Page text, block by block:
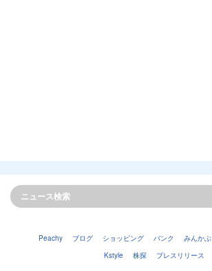
Peachy ブログ ショッピング バンク みんかぶ
Kstyle
株探 プレスリリース